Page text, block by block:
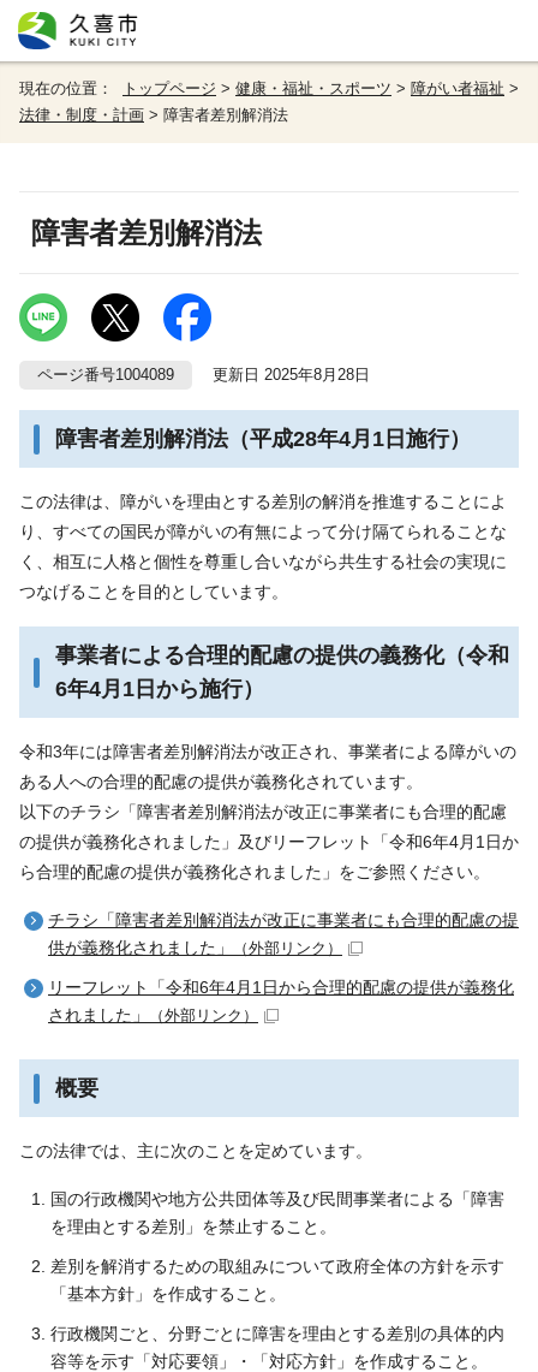
現在の位置： トップページ > 健康・福祉・スポーツ > 障がい者福祉 >
法律・制度・計画 > 障害者差別解消法
障害者差別解消法
ページ番号1004089 更新日 2025年8月28日
障害者差別解消法（平成28年4月1日施行）
この法律は、障がいを理由とする差別の解消を推進することによ
り、すべての国民が障がいの有無によって分け隔てられることな
く、相互に人格と個性を尊重し合いながら共生する社会の実現に
つなげることを目的としています。
事業者による合理的配慮の提供の義務化（令和
6年4月1日から施行）
令和3年には障害者差別解消法が改正され、事業者による障がいの
ある人への合理的配慮の提供が義務化されています。
以下のチラシ「障害者差別解消法が改正に事業者にも合理的配慮
の提供が義務化されました」及びリーフレット「令和6年4月1日か
ら合理的配慮の提供が義務化されました」をご参照ください。
チラシ「障害者差別解消法が改正に事業者にも合理的配慮の提
供が義務化されました」
（外部リンク）
リーフレット「令和6年4月1日から合理的配慮の提供が義務化
されました」
（外部リンク）
概要
この法律では、主に次のことを定めています。
国の行政機関や地方公共団体等及び民間事業者による「障害
を理由とする差別」を禁止すること。
差別を解消するための取組みについて政府全体の方針を示す
「基本方針」を作成すること。
行政機関ごと、分野ごとに障害を理由とする差別の具体的内
容等を示す「対応要領」・「対応方針」を作成すること。